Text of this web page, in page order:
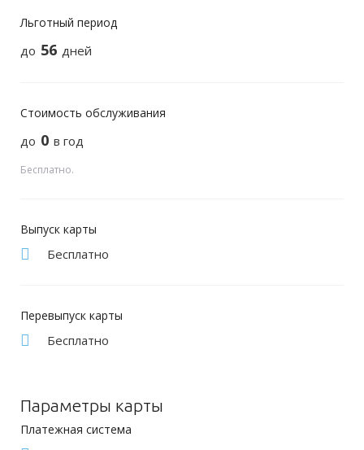
Льготный период
до 56 дней
Стоимость обслуживания
до 0 в год
Бесплатно.
Выпуск карты
Бесплатно
Перевыпуск карты
Бесплатно
Параметры карты
Платежная система